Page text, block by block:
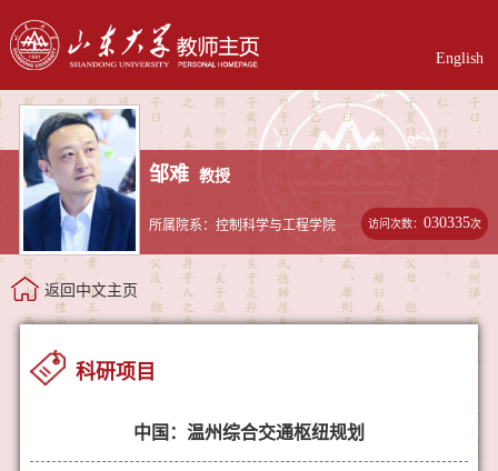
English
邹难 教授
所属院系：控制科学与工程学院 访问次数：030335次
返回中文主页
科研项目
中国：温州综合交通枢纽规划